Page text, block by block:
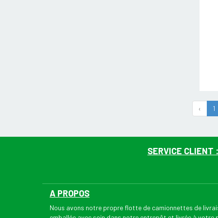
‹ 1
SERVICE CLIENT :
A PROPOS
Nous avons notre propre flotte de camionnettes de